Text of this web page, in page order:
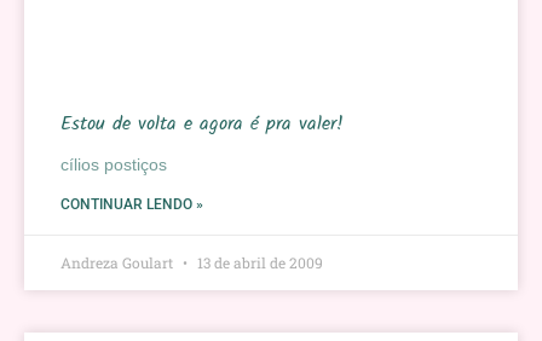
Estou de volta e agora é pra valer!
cílios postiços
CONTINUAR LENDO »
Andreza Goulart 13 de abril de 2009